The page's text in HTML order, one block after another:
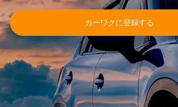
カーワクに登録する